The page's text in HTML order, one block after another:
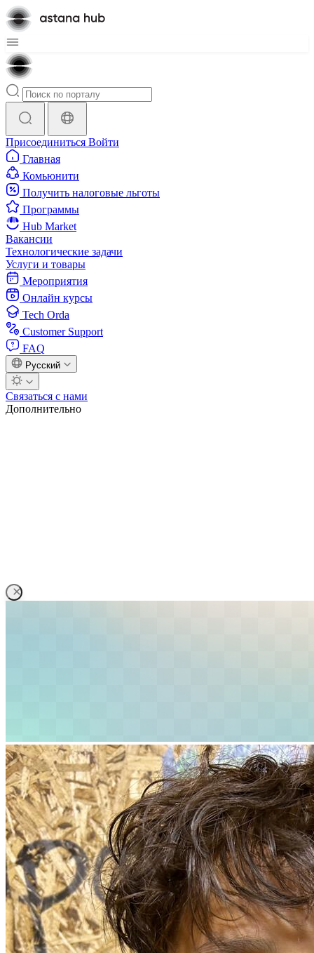
Присоединиться Войти
Главная
Комьюнити
Получить налоговые льготы
Программы
Hub Market
Вакансии
Технологические задачи
Услуги и товары
Мероприятия
Онлайн курсы
Tech Orda
Customer Support
FAQ
Русский
Связаться с нами
Дополнительно